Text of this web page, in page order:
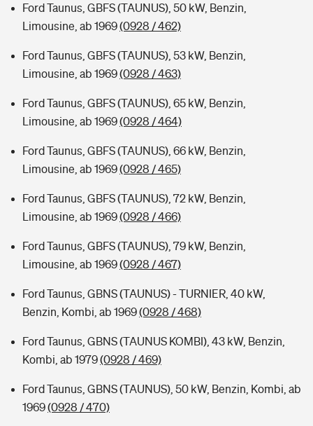
Ford Taunus, GBFS (TAUNUS), 50 kW, Benzin,
Limousine, ab 1969(0928 / 462)
Ford Taunus, GBFS (TAUNUS), 53 kW, Benzin,
Limousine, ab 1969(0928 / 463)
Ford Taunus, GBFS (TAUNUS), 65 kW, Benzin,
Limousine, ab 1969(0928 / 464)
Ford Taunus, GBFS (TAUNUS), 66 kW, Benzin,
Limousine, ab 1969(0928 / 465)
Ford Taunus, GBFS (TAUNUS), 72 kW, Benzin,
Limousine, ab 1969(0928 / 466)
Ford Taunus, GBFS (TAUNUS), 79 kW, Benzin,
Limousine, ab 1969(0928 / 467)
Ford Taunus, GBNS (TAUNUS) - TURNIER, 40 kW,
Benzin, Kombi, ab 1969(0928 / 468)
Ford Taunus, GBNS (TAUNUS KOMBI), 43 kW, Benzin,
Kombi, ab 1979(0928 / 469)
Ford Taunus, GBNS (TAUNUS), 50 kW, Benzin, Kombi, ab
1969(0928 / 470)